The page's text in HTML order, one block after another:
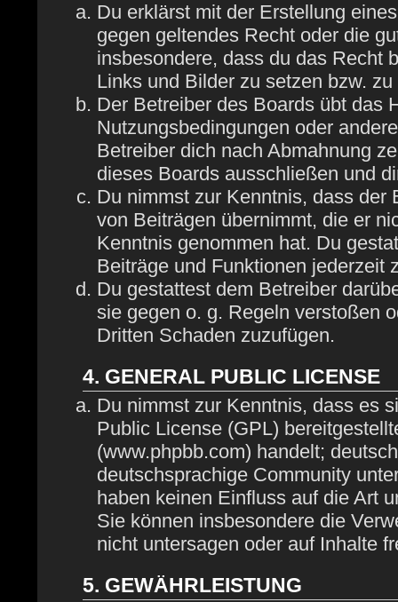
Du erklärst mit der Erstellung
gegen geltendes Recht oder die
insbesondere, dass du das Recht
Links und Bilder zu setzen bzw.
Der Betreiber des Boards übt das
Nutzungsbedingungen oder
Betreiber dich nach Abmahnung
dieses Boards ausschließen und
Du nimmst zur Kenntnis, dass der
von Beiträgen übernimmt, die er
Kenntnis genommen hat. Du
Beiträge und Funktionen jederzeit
Du gestattest dem Betreiber
sie gegen o. g. Regeln verstoßen
Dritten Schaden zuzufügen.
4. GENERAL PUBLIC LICENSE
Du nimmst zur Kenntnis, dass es
Public License (GPL)
(www.phpbb.com) handelt;
deutschsprachige Community
haben keinen Einfluss auf die Art
Sie können insbesondere die
nicht untersagen oder auf Inhalte
5. GEWÄHRLEISTUNG